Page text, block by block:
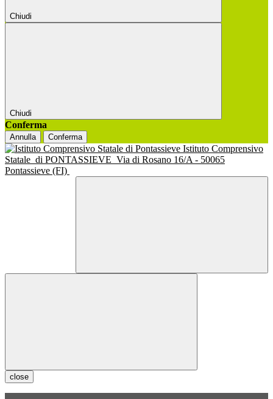
Chiudi
Chiudi
Conferma
Annulla Conferma
Istituto Comprensivo
Statale di PONTASSIEVE Via di Rosano 16/A - 50065
Pontassieve (FI)
close